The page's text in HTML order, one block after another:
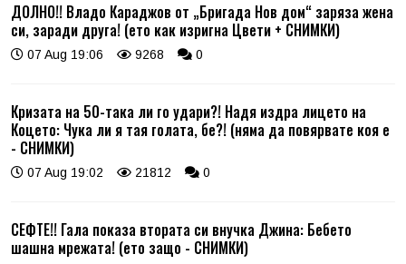
ДОЛНО!! Владо Караджов от „Бригада Нов дом“ заряза жена
си, заради друга! (ето как изригна Цвети + СНИМКИ)
07 Aug 19:06 9268 0
Кризата на 50-така ли го удари?! Надя издра лицето на
Коцето: Чука ли я тая голата, бе?! (няма да повярвате коя е
- СНИМКИ)
07 Aug 19:02 21812 0
СЕФТЕ!! Гала показа втората си внучка Джина: Бебето
шашна мрежата! (ето защо - СНИМКИ)